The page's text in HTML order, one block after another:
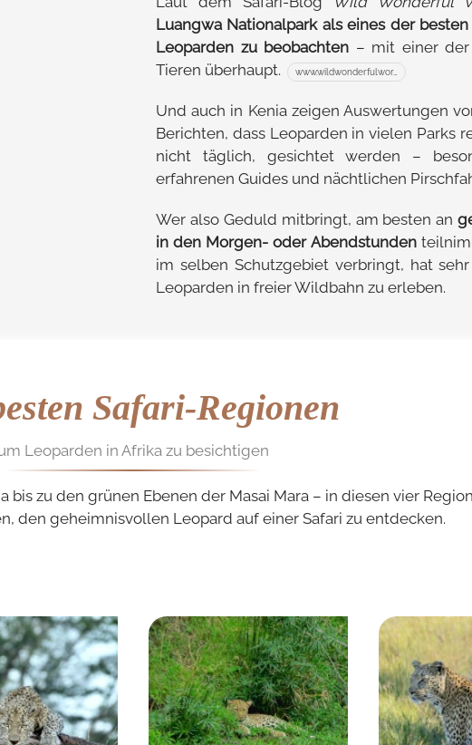
Luangwa Nationalpark als eines der
Leoparden zu beobachten – mit einer
Tieren überhaupt.
www.wildwonderfulwor…
Und auch in Kenia zeigen Auswertungen
Berichten, dass Leoparden in vielen Parks
nicht täglich, gesichtet werden –
erfahrenen Guides und nächtlichen
Wer also Geduld mitbringt, am besten an
in den Morgen- oder Abendstunden
im selben Schutzgebiet verbringt, hat
Leoparden in freier Wildbahn zu erleben.
Safari-Regionen
Leoparden in Afrika zu besichtigen
bis zu den grünen Ebenen der Masai Mara – in diesen vier
den geheimnisvollen Leopard auf einer Safari zu entdecken.